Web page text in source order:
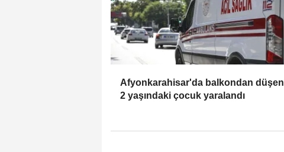
Afyonkarahisar'da balkondan düşen
2 yaşındaki çocuk yaralandı